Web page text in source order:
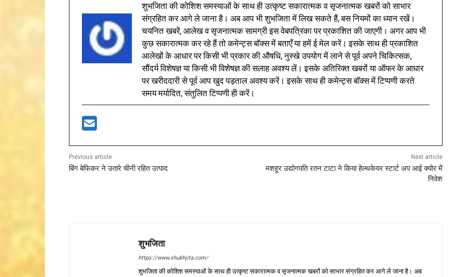
शुभजिता की कोशिश समस्याओं के साथ ही उत्कृष्ट सकारात्मक व सृजनात्मक खबरों को साभार
संग्रहित कर आगे ले जाना है। अब आप भी शुभजिता में लिख सकते हैं, बस नियमों का ध्यान रखें।
चयनित खबरें, आलेख व सृजनात्मक सामग्री इस वेबपत्रिका पर प्रकाशित की जाएगी। अगर आप भी
कुछ सकारात्मक कर रहे हैं तो कमेन्ट्स बॉक्स में बताएँ या हमें ई मेल करें। इसके साथ ही प्रकाशित
आलेखों के आधार पर किसी भी प्रकार की औषधि, नुस्खे उपयोग में लाने से पूर्व अपने चिकित्सक,
सौंदर्य विशेषज्ञ या किसी भी विशेषज्ञ की सलाह अवश्य लें। इसके अतिरिक्त खबरों या ऑफर के आधार
पर खरीददारी से पूर्व आप खुद पड़ताल अवश्य करें। इसके साथ ही कमेन्ट्स बॉक्स में टिप्पणी करते
समय मर्यादित, संतुलित टिप्पणी ही करें।
Previous article
बिंग बेफिकर ने उतारे चीनी रहित उत्पाद
Next article
मशहूर उद्योगपति रतन टाटा ने किया हेल्थकेयर स्टार्ट अप आई क्योर में
निवेश
शुभजिता
https://www.shubhjita.com/
शुभजिता की कोशिश समस्याओं के साथ ही उत्कृष्ट सकारात्मक व सृजनात्मक खबरों को साभार संग्रहित कर आगे ले जाना है। अब